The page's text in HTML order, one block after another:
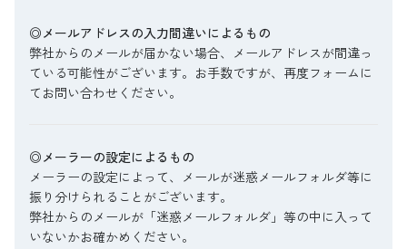
◎メールアドレスの入力間違いによるもの
弊社からのメールが届かない場合、メールアドレスが間違っ
ている可能性がございます。お手数ですが、再度フォームに
てお問い合わせください。
◎メーラーの設定によるもの
メーラーの設定によって、メールが迷惑メールフォルダ等に
振り分けられることがございます。
弊社からのメールが「迷惑メールフォルダ」等の中に入って
いないかお確かめください。